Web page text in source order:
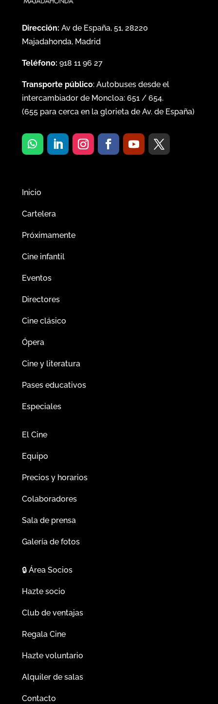
Dirección: Av de España, 51, 28220
Majadahonda, Madrid
Teléfono: 918 11 96 27
Transporte público: Autobuses desde el
intercambiador de Moncloa: 651/ 654.
(655para cerca en la glorieta de Av. de España)
Inicio
Cartelera
Próximamente
Cine infantil
Eventos
Directores
Cine clásico
Ópera
Cine y literatura
Pases educativos
Especiales
El Cine
Equipo
Precios y horarios
Colaboradores
Sala de prensa
Galería de fotos
🔒Área Socios
Hazte socio
Club de ventajas
Regala Cine
Hazte voluntario
Alquiler de salas
Contacto